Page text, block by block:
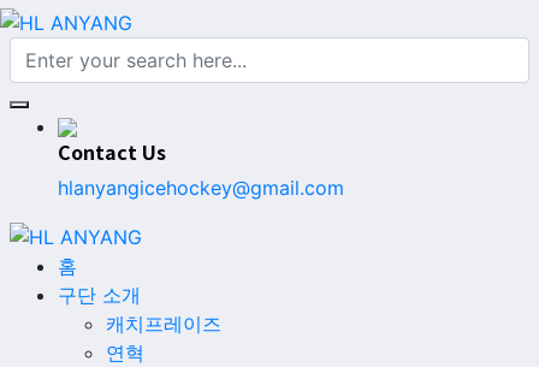
Contact Us
hlanyangicehockey@gmail.com
홈
구단 소개
캐치프레이즈
연혁